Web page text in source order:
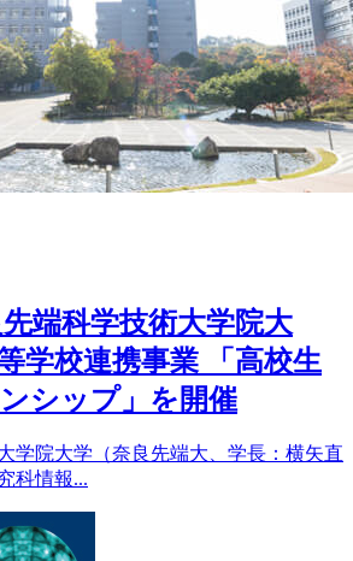
端科学技術大学院大
学校連携事業 「高校生
シップ」を開催
学院大学（奈良先端大、学長：横矢直
科情報...